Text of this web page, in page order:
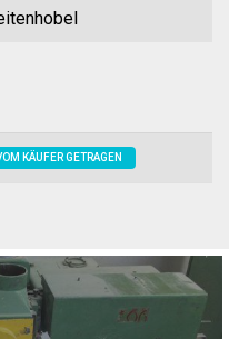
KÄUFER GETRAGEN